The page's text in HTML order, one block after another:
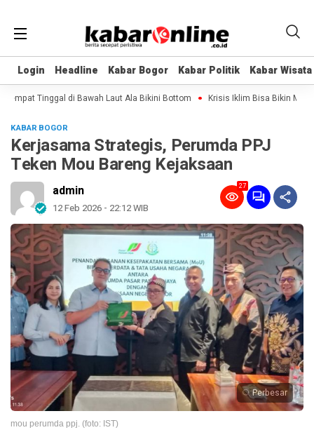
Login Headline Kabar Bogor Kabar Politik Kabar Wisata
Login Headline Kabar Bogor Kabar Politik Kabar Wisata
Tinggal di Bawah Laut Ala Bikini Bottom Krisis Iklim Bisa Bikin
KABAR BOGOR
Kerjasama Strategis, Perumda PPJ
Teken Mou Bareng Kejaksaan
admin
12 Feb 2026 - 22:12 WIB
27
Perbesar
mou perumda ppj. (foto: IST)